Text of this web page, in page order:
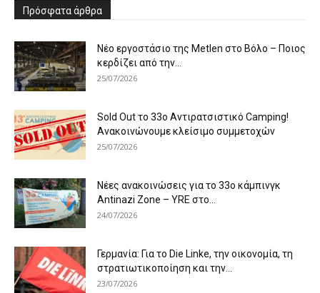
Πρόσφατα άρθρα
Νέο εργοστάσιο της Metlen στο Βόλο – Ποιος
κερδίζει από την...
25/07/2026
Sold Out το 33ο Αντιρατσιστικό Camping!
Ανακοινώνουμε κλείσιμο συμμετοχών
25/07/2026
Νέες ανακοινώσεις για το 33ο κάμπινγκ
Antinazi Zone – YRE στο...
24/07/2026
Γερμανία: Για το Die Linke, την οικονομία, τη
στρατιωτικοποίηση και την...
23/07/2026